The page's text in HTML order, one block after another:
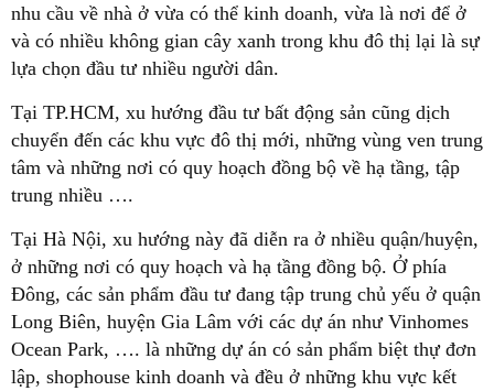
nhu cầu về nhà ở vừa có thể kinh doanh, vừa là nơi để ở
và có nhiều không gian cây xanh trong khu đô thị lại là sự
lựa chọn đầu tư nhiều người dân.
Tại TP.HCM, xu hướng đầu tư bất động sản cũng dịch
chuyển đến các khu vực đô thị mới, những vùng ven trung
tâm và những nơi có quy hoạch đồng bộ về hạ tầng, tập
trung nhiều ….
Tại Hà Nội, xu hướng này đã diễn ra ở nhiều quận/huyện,
ở những nơi có quy hoạch và hạ tầng đồng bộ. Ở phía
Đông, các sản phẩm đầu tư đang tập trung chủ yếu ở quận
Long Biên, huyện Gia Lâm với các dự án như Vinhomes
Ocean Park, …. là những dự án có sản phẩm biệt thự đơn
lập, shophouse kinh doanh và đều ở những khu vực kết